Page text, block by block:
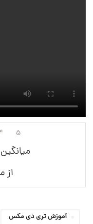
۵
آموزش تری دی مکس